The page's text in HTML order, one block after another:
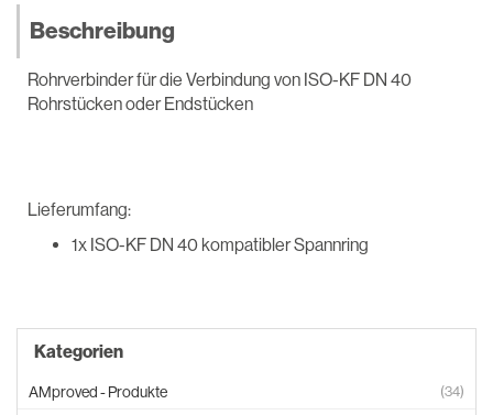
Beschreibung
Rohrverbinder für die Verbindung von ISO-KF DN 40
Rohrstücken oder Endstücken
Lieferumfang:
1x ISO-KF DN 40 kompatibler Spannring
Kategorien
AMproved - Produkte (34)